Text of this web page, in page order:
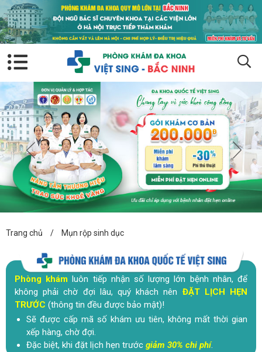
Trang chủ / Mụn rộp sinh dục
Phòng khám luôn tiếp nhận số lượng lớn bệnh nhân, để
không phải chờ đợi lâu, quý khách nên ĐẶT LỊCH HẸN
TRƯỚC (thông tin đều được bảo mật)!
Sẽ được cấp mã số khám ưu tiên, không mất thời gian
xếp hàng, chờ đợi.
Đặc biệt, khi đặt lịch hẹn trước giảm 30% chi phí.